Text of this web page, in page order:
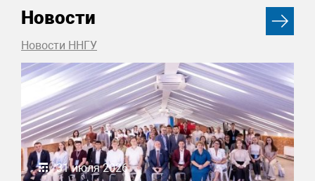
Новости
Новости ННГУ
31 июля 2026